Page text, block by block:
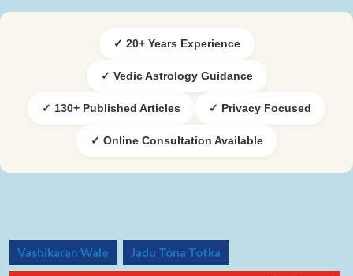
✓ 20+ Years Experience
✓ Vedic Astrology Guidance
✓ 130+ Published Articles ✓ Privacy Focused
✓ Online Consultation Available
Vashikaran Wale Jadu Tona Totka